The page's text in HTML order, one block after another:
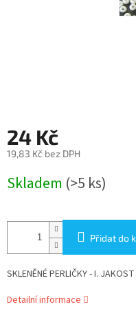
24 Kč
19,83 Kč bez DPH
cena:
Skladem (>5 ks)
Přidat do
SKLENĚNÉ PERLIČKY - I. JAKOST
Detailní informace